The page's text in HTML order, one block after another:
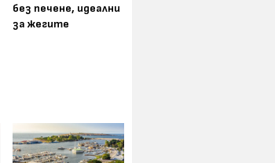
без печене, идеални
за жегите